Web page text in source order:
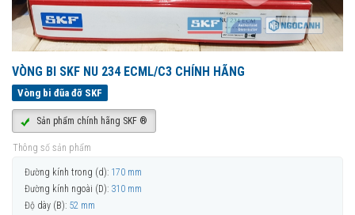
VÒNG BI SKF NU 234 ECML/C3 CHÍNH HÃNG
Vòng bi đũa đỡ SKF
Sản phẩm chính hãng SKF ®
Thông số sản phẩm
Đường kính trong (d): 170 mm
Đường kính ngoài (D): 310 mm
Độ dày (B): 52 mm